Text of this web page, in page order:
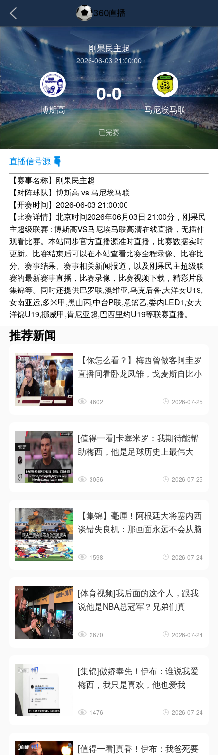
刚果民主超
2026-06-03 21:00:00
博斯高
0-0
马尼埃马联
已完赛
直播信号源
【赛事名称】 刚果民主超
【对阵球队】博斯高 vs 马尼埃马联
【开赛时间】2026-06-03 21:00:00
【比赛详情】北京时间2026年06月03日 21:00分，刚果民
主超级联赛 : 博斯高VS马尼埃马联高清在线直播，无插件
观看比赛。本站同步官方直播源准时直播，比赛数据实时
更新。比赛结束后可以在本站查看比赛全程录像、比赛比
分、赛事结果、赛事相关新闻报道，以及刚果民主超级联
赛的最新赛事直播，比赛录像，比赛视频下载，精彩片段
集锦等。同时还提供巴罗联,澳维亚,乌克后备,大洋女U19,
女南亚运,多米甲,黑山丙,中台P联,意篮乙,委内LED1,女大
洋锦U19,挪威甲,肯尼亚超,巴西里约U19等联赛直播。
推荐新闻
【你怎么看？】梅西曾做客阿圭罗
直播间看卧龙凤雏，戈麦斯自比小
4602 2026-07-25
[值得一看]卡塞米罗：我期待能帮
助梅西，他是足球历史上最伟大
3056 2026-07-25
【集锦】毫厘！阿根廷大将塞内西
谈错失良机：那画面永远不会从脑
1598 2026-07-24
[体育视频]我后面的这个人，跟我
说他是NBA总冠军？兄弟们真
2670 2026-07-24
[集锦]傲娇奉先！伊布：谁说我爱
梅西，我只是喜欢，他也爱我
1476 2026-07-24
[值得一看]真香！伊布：我爸死要